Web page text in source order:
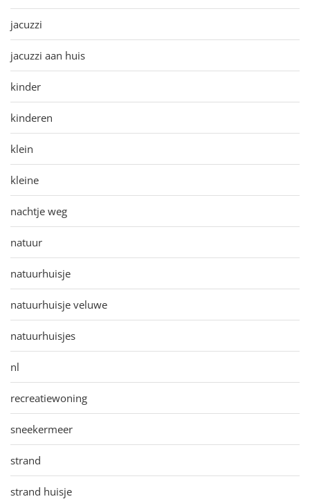
jacuzzi
jacuzzi aan huis
kinder
kinderen
klein
kleine
nachtje weg
natuur
natuurhuisje
natuurhuisje veluwe
natuurhuisjes
nl
recreatiewoning
sneekermeer
strand
strand huisje